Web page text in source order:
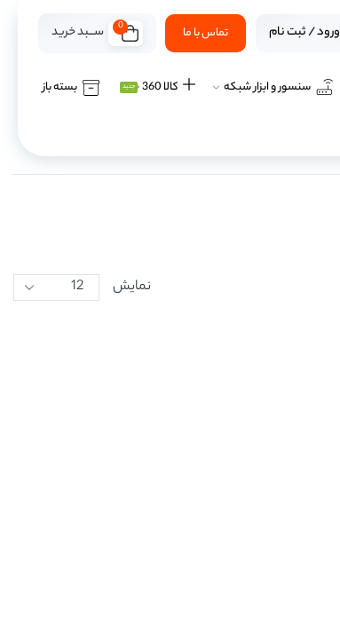
ورود / ثبت نام تماس با ما 0 ســـبد خرید
سنسور و ابزار شبکه کالا 360 جدید بسته باز
نمایش